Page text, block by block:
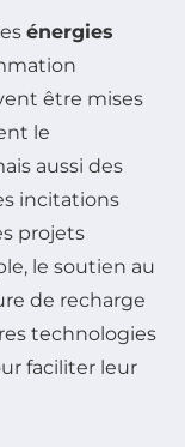
énergies
être mises
le
aussi des
incitations
projets
le soutien au
de recharge
technologies
faciliter leur